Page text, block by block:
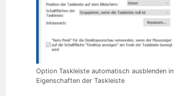
Option Taskleiste automatisch ausblenden in
Eigenschaften der Taskleiste